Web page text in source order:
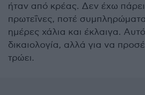
ήταν από κρέας. Δεν έχω
πρωτεΐνες, ποτέ
ημέρες χάλια και έκλαιγα.
δικαιολογία, αλλά για να
τρώει.